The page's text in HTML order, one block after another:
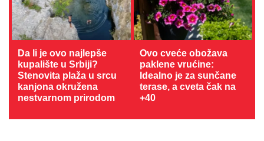
Da li je ovo najlepše
kupalište u Srbiji?
Stenovita plaža u srcu
kanjona okružena
nestvarnom prirodom
Ovo cveće obožava
paklene vrućine:
Idealno je za sunčane
terase, a cveta čak na
+40